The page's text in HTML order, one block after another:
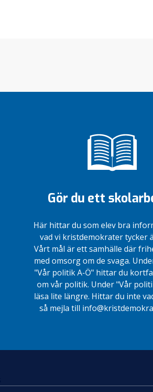
Gör du ett
Här hittar du som elev bra
vad vi kristdemokrater tycker
Vårt mål är ett samhälle där
med omsorg om de svaga.
"Vår politik A-Ö" hittar du
om vår politik. Under "Vår
läsa lite längre. Hittar du inte
så mejla till